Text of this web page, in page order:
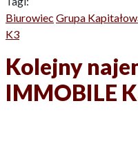
Biurowiec Grupa
K3
Kolejny
IMMOBILE